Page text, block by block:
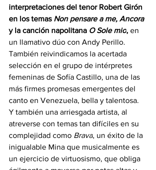
interpretaciones del tenor Robert Girón
en los temas Non pensare a me, Ancora
y la canción napolitana O Sole mio, en
un llamativo dúo con Andy Perillo.
También reivindicamos la acertada
selección en el grupo de intérpretes
femeninas de Sofía Castillo, una de las
más firmes promesas emergentes del
canto en Venezuela, bella y talentosa.
Y también una arriesgada artista, al
atreverse con temas tan difíciles en su
complejidad como Brava, un éxito de la
inigualable Mina que musicalmente es
un ejercicio de virtuosismo, que obliga